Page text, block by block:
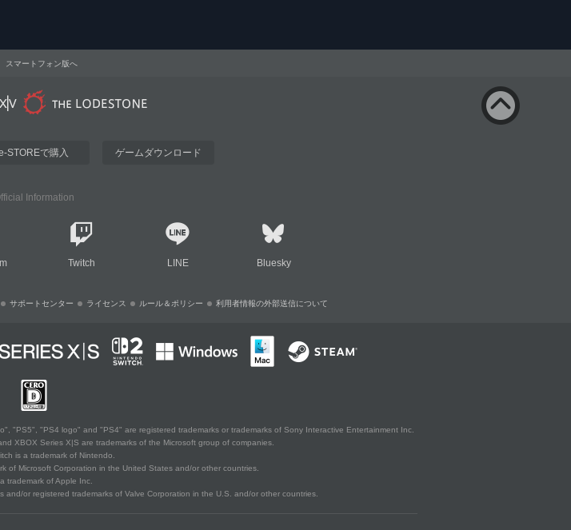
スマートフォン版へ
STOREで購入 ゲームダウンロード
Information
Twitch LINE Bluesky
サポートセンター ライセンス ルール＆ポリシー 利用者情報の外部送信について
"PS5", "PS4 logo" and "PS4" are registered trademarks or trademarks of Sony Interactive Entertainment Inc.
XBOX Series X|S are trademarks of the Microsoft group of companies.
is a trademark of Nintendo.
of Microsoft Corporation in the United States and/or other countries.
trademark of Apple Inc.
or registered trademarks of Valve Corporation in the U.S. and/or other countries.